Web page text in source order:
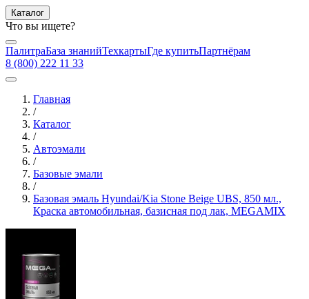
Каталог
Что вы ищете?
ПалитраБаза знанийТехкартыГде купитьПартнёрам
8 (800) 222 11 33
Главная
/
Каталог
/
Автоэмали
/
Базовые эмали
/
Базовая эмаль Hyundai/Kia Stone Beige UBS, 850 мл.,
Краска автомобильная, базисная под лак, MEGAMIX